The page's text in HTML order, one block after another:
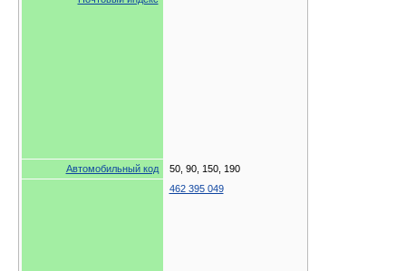
Автомобильный код 50, 90, 150, 190
462 395 049